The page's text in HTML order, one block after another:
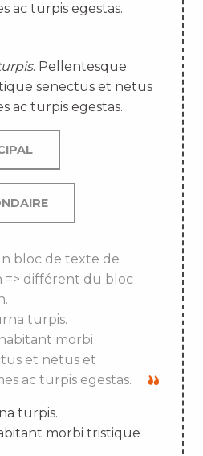
ac turpis egestas.
. Pellentesque
senectus et netus
ac turpis egestas.
bloc de texte de
=> différent du bloc
turpis.
morbi
et netus et
ac turpis egestas.
turpis.
morbi tristique